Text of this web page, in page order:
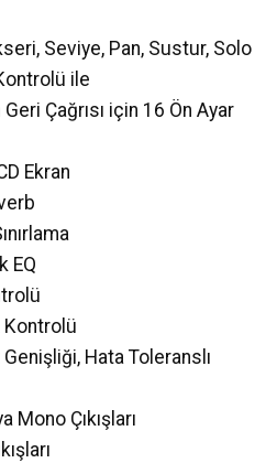
Seviye, Pan, Sustur, Solo
ile
Çağrısı için 16 Ön Ayar
Ekran
EQ
Kontrolü
Hata Toleranslı
Mono Çıkışları